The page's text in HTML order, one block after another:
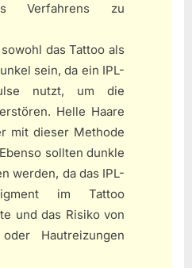
Verfahrens zu
das Tattoo als
sein, da ein IPL-
nutzt, um die
Helle Haare
mit dieser Methode
sollten dunkle
werden, da das IPL-
im Tattoo
und das Risiko von
Hautreizungen